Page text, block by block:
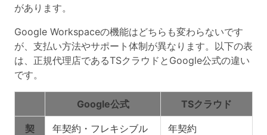
があります。
Google Workspaceの機能はどちらも変わらないです
が、支払い方法やサポート体制が異なります。 以下の表
は、正規代理店であるTSクラウドとGoogle公式の違い
です。
Google公式 TSクラウド
契
年契約・フレキシブル
年契約